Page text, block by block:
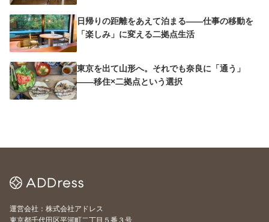
日帰りの距離をあえて泊まる——仕事の移動を
「楽しみ」に変える二拠点生活
東京を出て山形へ。それでも奈良に「通う」
——移住×二拠点という選択
運営会社：株式会社アドレス
東京都千代田区平河町二丁目５番３号